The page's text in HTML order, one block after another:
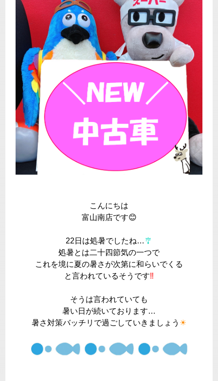
こんにちは
富山南店です😊
22日は処暑でしたね… 🎐
処暑とは二十四節気の一つで
これを境に夏の暑さが次第に和らいでくる
と言われているそうです‼
そうは言われていても
暑い日が続いております…
暑さ対策バッチリで過ごしていきましょう ☀